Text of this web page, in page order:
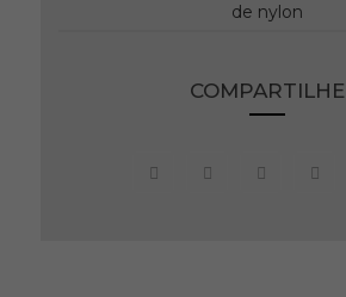
de nylon
COMPARTILHE